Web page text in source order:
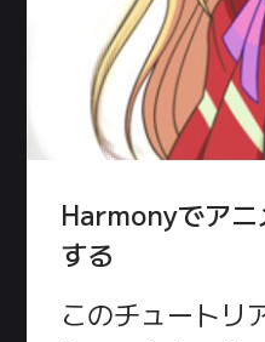
Harmonyでアニ
する
このチュートリ